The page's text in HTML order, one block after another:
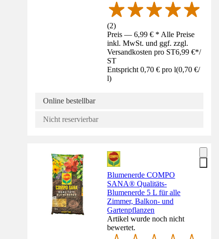
(2)
Preis — 6,99 € * Alle Preise
inkl. MwSt. und ggf. zzgl.
Versandkosten pro ST6,99 €*/
ST
Entspricht 0,70 € pro l(0,70 €/
l)
Online bestellbar
Nicht reservierbar
Blumenerde COMPO
SANA® Qualitäts-
Blumenerde 5 L für alle
Zimmer, Balkon- und
Gartenpflanzen
Artikel wurde noch nicht
bewertet.